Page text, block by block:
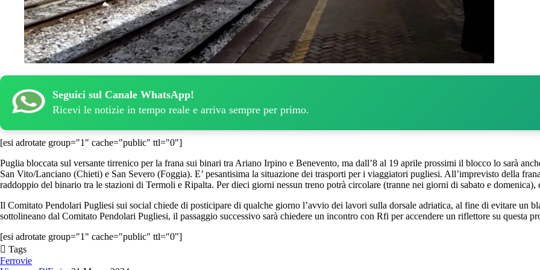
Seguici sul Canale WhatsApp!
Ricevi le notizie in tempo reale e arriva sempre per primo.
[esi adrotate group="1" cache="public" ttl="0"]
Puglia bloccata sul versante tirrenico per la frana sui binari tra Ariano Irpino e Benevento, ma dall’8 al 19 aprile prossimi il blocco lo sarà
San Vito/Lanciano (Chieti) e San Severo (Foggia). E’ pesantisima la situazione dei trasporti per i viaggiatori pugliesi. All’imprevisto della
raddoppio del binario tra le stazioni di Termoli e Ripalta. Per dieci giorni nessun treno potrà circolare (tranne nei giorni di sabato e
Il Comitato Pendolari Pugliesi sui social chiede di posticipare di qualche giorno l’avvio dei lavori sulla dorsale adriatica, al fine di evitare un
sottolineano dal Comitato Pendolari Pugliesi, il passaggio successivo sarà chiedere un incontro con Rfi per accendere un riflettore su questa
[esi adrotate group="1" cache="public" ttl="0"]
Tags
Ferrovie